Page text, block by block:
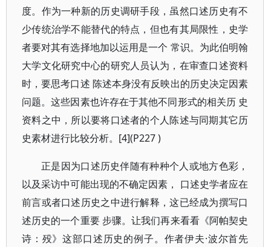
度。作为一种新的历史调研手段，虽然口述历史有不
少传统治学不能替代的特点，但也有其局限性，史学
者要对其有选择地加以运用是一个 常识。为此伯明翰
大学文化研究中心的研究人员认为，在审查口述资料
时，要思考口述 陈述本身没有反映出的历史决定因素
问题。这些因素也许存在于其他不同形式的相关历 史
资料之中，所以要将口述者的个人陈述与同期其它历
史素材进行比较分析。[4](P227 )
正是因为口述历史伴随有种种个人或地方色彩，
以及采访中可能出现的不确定因素， 口述史学者应在
前言或者口述历史之中进行解释，这已经成为撰写口
述历史的一个重要 步骤。让我们再来看看《阿帕契史
诗：殁》这部口述历史的例子。作者伊夫·波尔首先